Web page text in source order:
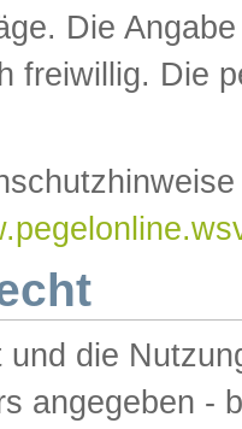
Die
freiwillig. Die
und die
angegeben -